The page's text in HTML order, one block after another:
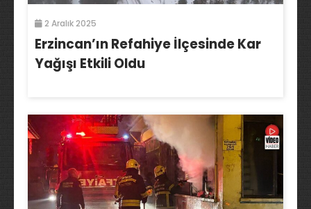
2 Aralık 2025
Erzincan’ın Refahiye İlçesinde Kar
Yağışı Etkili Oldu